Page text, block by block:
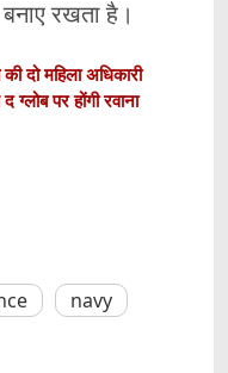
रखता है।
दो महिला अधिकारी
पर होंगी रवाना
navy